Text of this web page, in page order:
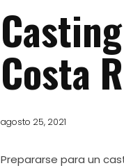
Costa
agosto 25, 2021
Prepararse para un